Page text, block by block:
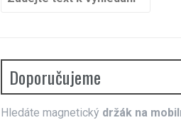
for:
Doporučujeme
Hledáte magnetický držák na